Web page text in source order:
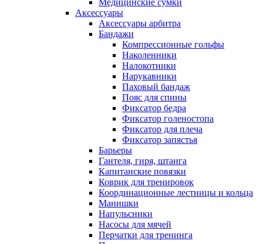
Медицинские сумки
Аксессуары
Аксессуары арбитра
Бандажи
Компрессионные гольфы
Наколенники
Налокотники
Нарукавники
Паховый бандаж
Пояс для спины
Фиксатор бедра
Фиксатор голеностопа
Фиксатор для плеча
Фиксатор запястья
Барьеры
Гантеля, гиря, штанга
Капитанские повязки
Коврик для тренировок
Координационные лестницы и кольца
Манишки
Напульсники
Насосы для мячей
Перчатки для тренинга